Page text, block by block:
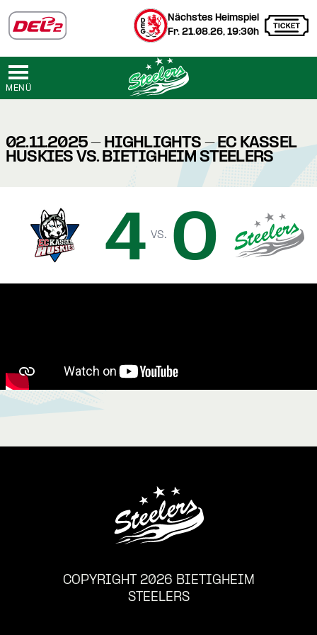
Nächstes Heimspiel
Fr. 21.08.26, 19:30h
MENÜ
02.11.2025 - HIGHLIGHTS - EC KASSEL
HUSKIES VS. BIETIGHEIM STEELERS
4 vs. 0
COPYRIGHT 2026 BIETIGHEIM
STEELERS